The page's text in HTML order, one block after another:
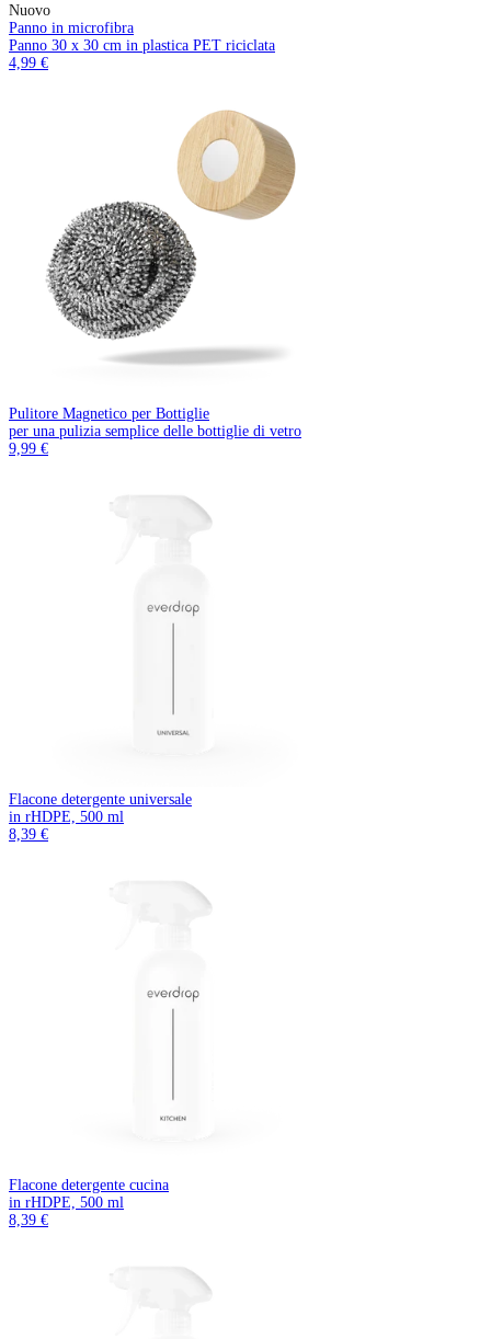
Nuovo
Panno in microfibra
Panno 30 x 30 cm in plastica PET riciclata
4,99 €
Pulitore Magnetico per Bottiglie
per una pulizia semplice delle bottiglie di vetro
9,99 €
Flacone detergente universale
in rHDPE, 500 ml
8,39 €
Flacone detergente cucina
in rHDPE, 500 ml
8,39 €